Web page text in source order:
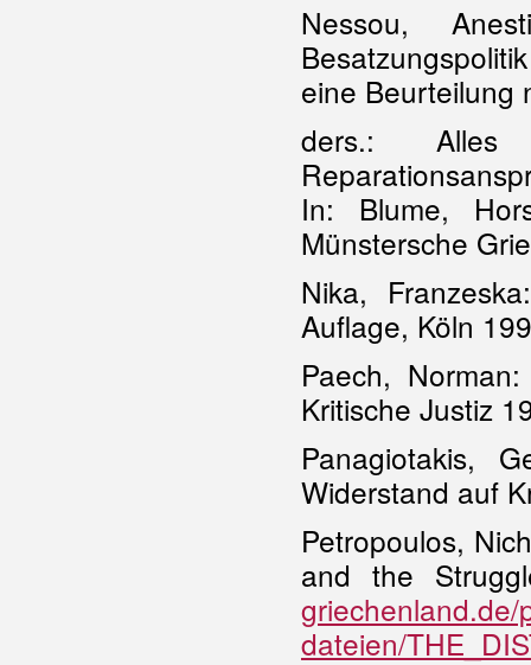
Nessou,
eine Beurteilung
ders.: Alles
In: Blume,
Münstersche
Nika,
Auflage, Köln
Paech,
Kritische Justiz
Panagiotakis,
Widerstand auf
Petropoulos,
and the
griechenland.de/
dateien/